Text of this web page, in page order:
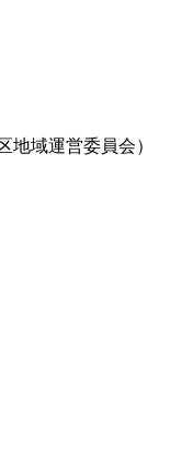
域運営委員会）